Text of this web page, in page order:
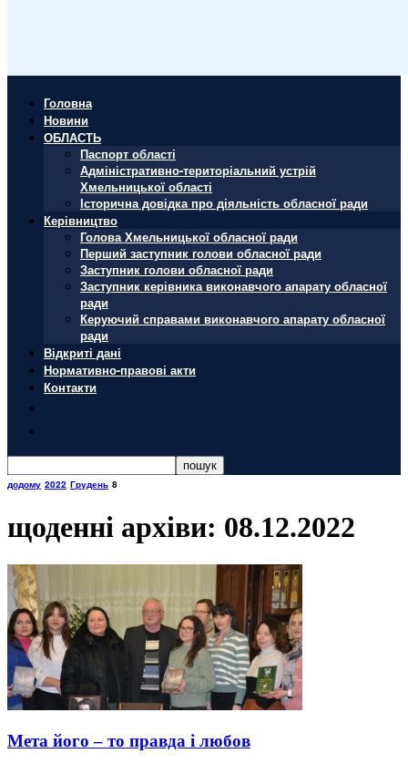
Головна
Новини
ОБЛАСТЬ
Паспорт області
Адміністративно-територіальний устрій
Хмельницької області
Історична довідка про діяльність обласної ради
Керівництво
Голова Хмельницької обласної ради
Перший заступник голови обласної ради
Заступник голови обласної ради
Заступник керівника виконавчого апарату обласної
ради
Керуючий справами виконавчого апарату обласної
ради
Відкриті дані
Нормативно-правові акти
Контакти
додому 2022 Грудень 8
щоденні архіви: 08.12.2022
Мета його – то правда і любов